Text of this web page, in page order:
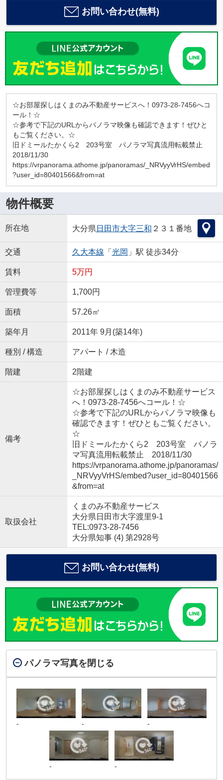
お問い合わせ(無料)
☆お部屋探しはくまのみ不動産サービスへ！0973-28-7456へコ
ール！☆
☆参考で下記のURLからパノラマ映像も確認できます！ぜひと
もご覧ください。☆
旧ドミールたかくら2 203号室 パノラマ写真流用転載禁止
2018/11/30
https://vrpanorama.athome.jp/panoramas/_NRVyyVrHS/embed
?user_id=80401566&from=at
物件概要
所在地 大分県 日田市大字三和 ２３１番地
交通 久大本線 「 光岡 」駅 徒歩34分
賃料 5万円
管理費等 1,700円
面積 57.26㎡
築年月 2011年 9月(築14年)
種別 / 構造 アパート / 木造
階建 2階建
備考
☆お部屋探しはくまのみ不動産サービス
へ！0973-28-7456へコール！☆
☆参考で下記のURLからパノラマ映像も
確認できます！ぜひともご覧ください。
☆
旧ドミールたかくら2 203号室 パノラ
マ写真流用転載禁止 2018/11/30
https://vrpanorama.athome.jp/panoramas/
_NRVyyVrHS/embed?user_id=80401566
&from=at
取扱会社
くまのみ不動産サービス
大分県日田市大字渡里9-1
TEL:0973-28-7456
大分県知事 (4) 第2928号
お問い合わせ(無料)
パノラマ写真を閉じる
- - -
- -